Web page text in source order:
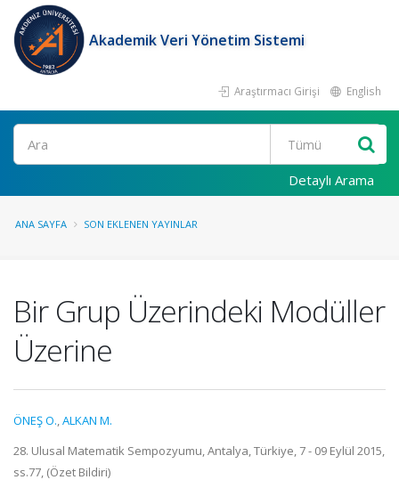
Akademik Veri Yönetim Sistemi
Araştırmacı Girişi English
Ara
Detaylı Arama
ANA SAYFA SON EKLENEN YAYINLAR
Bir Grup Üzerindeki Modüller
Üzerine
ÖNEŞ O.,ALKAN M.
28. Ulusal Matematik Sempozyumu, Antalya, Türkiye, 7 - 09 Eylül 2015,
ss.77, (Özet Bildiri)